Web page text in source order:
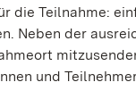
die Teilnahme:
Neben der
und